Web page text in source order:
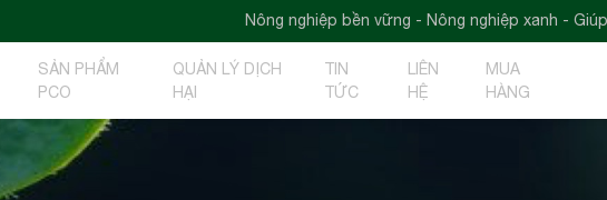
Nông nghiệp bền vững - Nông nghiệp xanh - Giúp người nông dân
SẢN PHẨM
PCO
QUẢN LÝ DỊCH
HẠI
TIN
TỨC
LIÊN
HỆ
MUA
HÀNG